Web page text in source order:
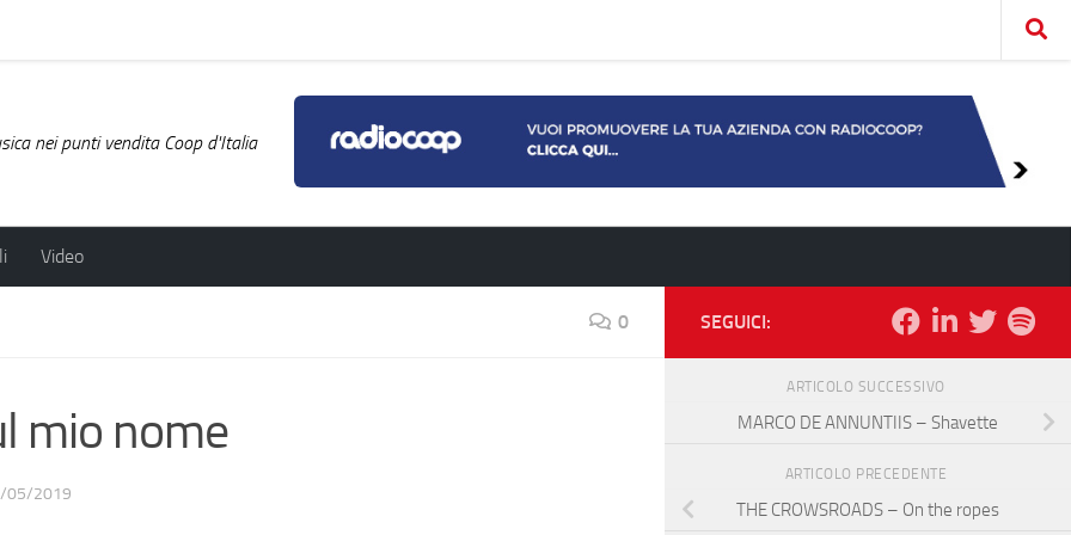
nei punti vendita Coop d'Italia
Video
0
mio nome
05/2019
SEGUICI:
ARTICOLO SUCCESSIVO
MARCO DE ANNUNTIIS – Shavette
ARTICOLO PRECEDENTE
THE CROWSROADS – On the ropes